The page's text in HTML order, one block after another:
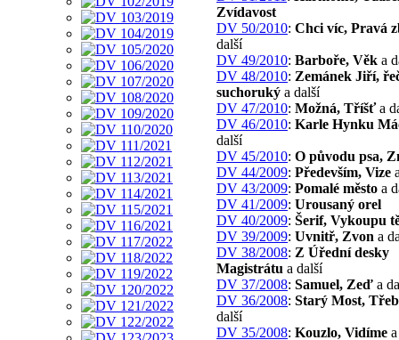
Zvídavost
DV 50/2010: Chci víc, Pravá
další
DV 49/2010: Barboře, Věk a
DV 48/2010: Zemánek Jiří,
suchoruký a další
DV 47/2010: Možná, Tříšťa
DV 46/2010: Karle Hynku
další
DV 45/2010: O původu psa,
DV 44/2009: Především, Vize
DV 43/2009: Pomalé město a
DV 41/2009: Urousaný orel
DV 40/2009: Šerif, Vykoupu
DV 39/2009: Uvnitř, Zvon a
DV 38/2008: Z Úřední desky
Magistrátu a další
DV 37/2008: Samuel, Zeď a
DV 36/2008: Starý Most,
další
DV 35/2008: Kouzlo, Vidíme